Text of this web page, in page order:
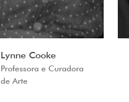
Lynne Cooke
Professora e Curadora
de Arte